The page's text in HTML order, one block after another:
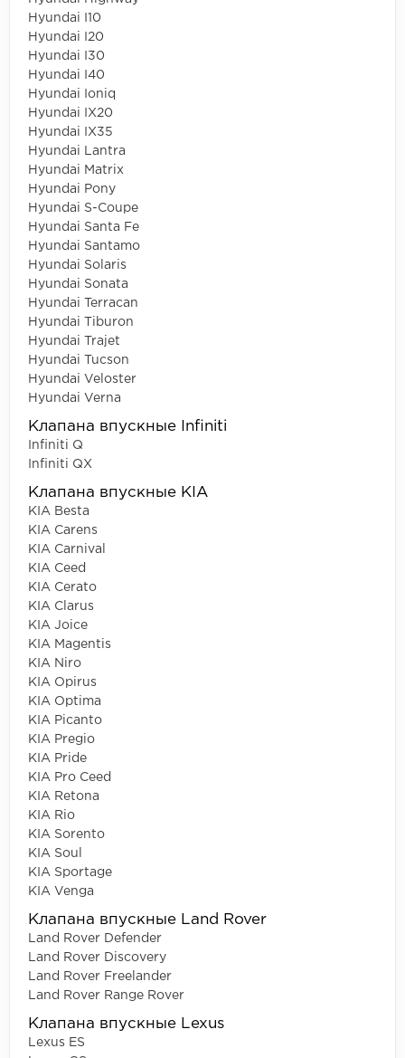
Hyundai I10
Hyundai I20
Hyundai I30
Hyundai I40
Hyundai Ioniq
Hyundai IX20
Hyundai IX35
Hyundai Lantra
Hyundai Matrix
Hyundai Pony
Hyundai S-Coupe
Hyundai Santa Fe
Hyundai Santamo
Hyundai Solaris
Hyundai Sonata
Hyundai Terracan
Hyundai Tiburon
Hyundai Trajet
Hyundai Tucson
Hyundai Veloster
Hyundai Verna
Клапана впускные Infiniti
Infiniti Q
Infiniti QX
Клапана впускные KIA
KIA Besta
KIA Carens
KIA Carnival
KIA Ceed
KIA Cerato
KIA Clarus
KIA Joice
KIA Magentis
KIA Niro
KIA Opirus
KIA Optima
KIA Picanto
KIA Pregio
KIA Pride
KIA Pro Ceed
KIA Retona
KIA Rio
KIA Sorento
KIA Soul
KIA Sportage
KIA Venga
Клапана впускные Land Rover
Land Rover Defender
Land Rover Discovery
Land Rover Freelander
Land Rover Range Rover
Клапана впускные Lexus
Lexus ES